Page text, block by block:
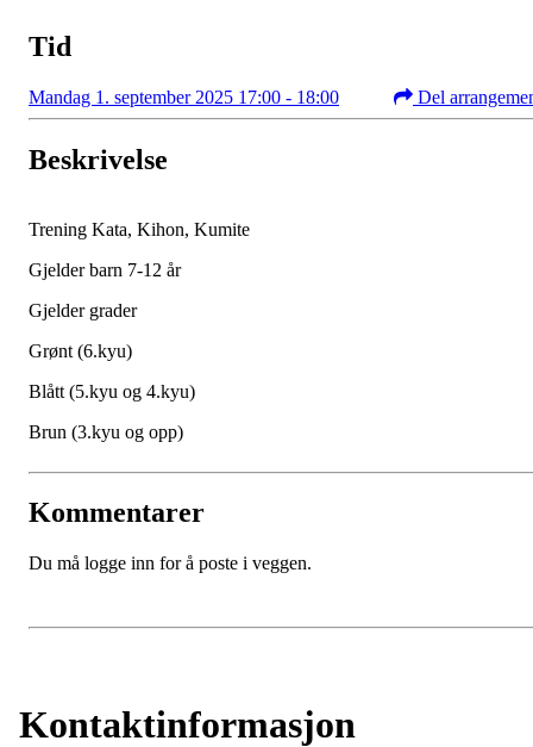
Tid
Mandag 1. september 2025 17:00 - 18:00 Del
Beskrivelse
Trening Kata, Kihon, Kumite
Gjelder barn 7-12 år
Gjelder grader
Grønt (6.kyu)
Blått (5.kyu og 4.kyu)
Brun (3.kyu og opp)
Kommentarer
Du må logge inn for å poste i veggen.
Kontaktinformasjon